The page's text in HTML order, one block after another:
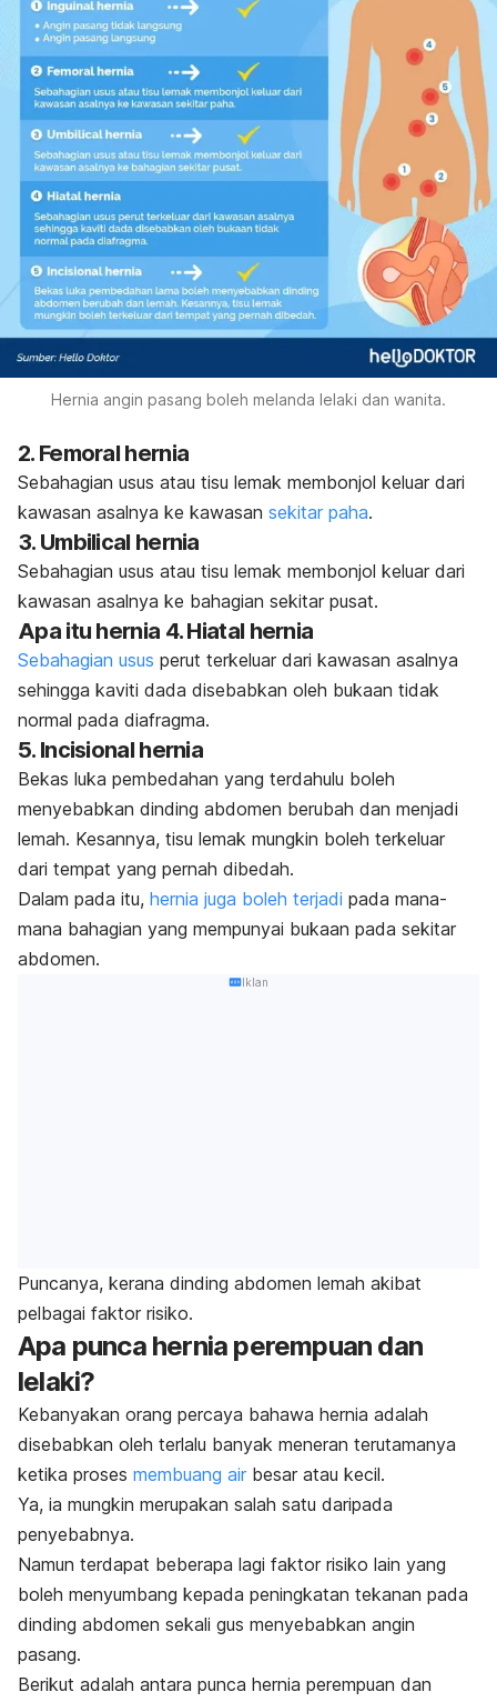
Hernia angin pasang boleh melanda lelaki dan wanita.
2. Femoral hernia
Sebahagian usus atau tisu lemak membonjol keluar dari
kawasan asalnya ke kawasan sekitar paha.
3. Umbilical hernia
Sebahagian usus atau tisu lemak membonjol keluar dari
kawasan asalnya ke bahagian sekitar pusat.
Apa itu hernia 4. Hiatal hernia
Sebahagian usus perut terkeluar dari kawasan asalnya
sehingga kaviti dada disebabkan oleh bukaan tidak
normal pada diafragma.
5. Incisional hernia
Bekas luka pembedahan yang terdahulu boleh
menyebabkan dinding abdomen berubah dan menjadi
lemah. Kesannya, tisu lemak mungkin boleh terkeluar
dari tempat yang pernah dibedah.
Dalam pada itu, hernia juga boleh terjadi pada mana-
mana bahagian yang mempunyai bukaan pada sekitar
abdomen.
Iklan
Puncanya, kerana dinding abdomen lemah akibat
pelbagai faktor risiko.
Apa punca hernia perempuan dan
lelaki?
Kebanyakan orang percaya bahawa hernia adalah
disebabkan oleh terlalu banyak meneran terutamanya
ketika proses membuang air besar atau kecil.
Ya, ia mungkin merupakan salah satu daripada
penyebabnya.
Namun terdapat beberapa lagi faktor risiko lain yang
boleh menyumbang kepada peningkatan tekanan pada
dinding abdomen sekali gus menyebabkan angin
pasang.
Berikut adalah antara punca hernia perempuan dan